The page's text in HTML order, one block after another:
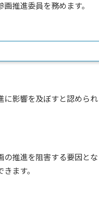
推進委員を務めます。
影響を及ぼすと認めら
推進を阻害する要因と
ます。